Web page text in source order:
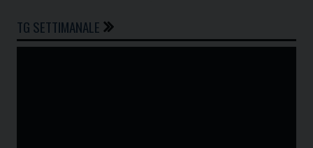
TG SETTIMANALE